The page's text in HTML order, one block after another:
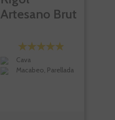
Artesano Brut
Cava
Macabeo, Parellada